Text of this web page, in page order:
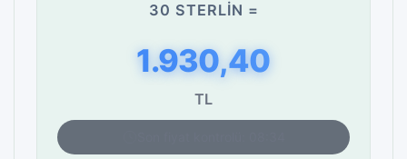
30 STERLIN =
1.930,40
TL